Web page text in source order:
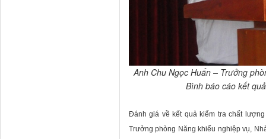
Anh Chu Ngọc Huấn – Trưởng
Bình báo cáo kết
Đánh giá về kết quả kiểm tra chất
Trưởng phòng Năng khiếu nghiệp vụ,